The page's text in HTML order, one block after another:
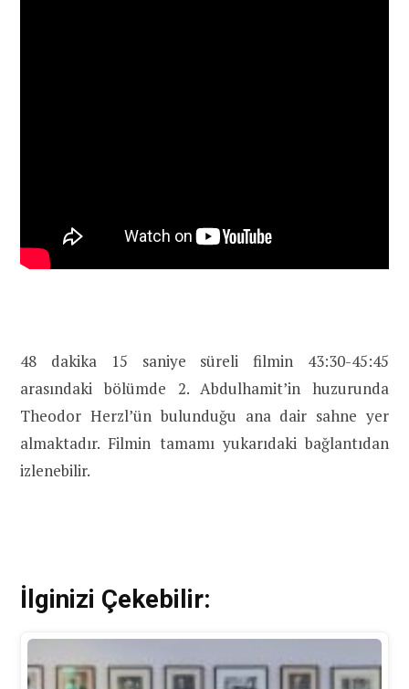
48 dakika 15 saniye süreli filmin 43:30-45:45
arasındaki bölümde 2. Abdulhamit’in huzurunda
Theodor Herzl’ün bulunduğu ana dair sahne yer
almaktadır. Filmin tamamı yukarıdaki bağlantıdan
izlenebilir.
İlginizi Çekebilir: